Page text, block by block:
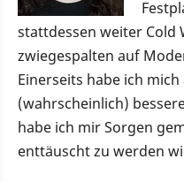
stattdessen weiter Cold
zwiegespalten auf
Einerseits habe ich
(wahrscheinlich)
habe ich mir Sorgen
enttäuscht zu werden